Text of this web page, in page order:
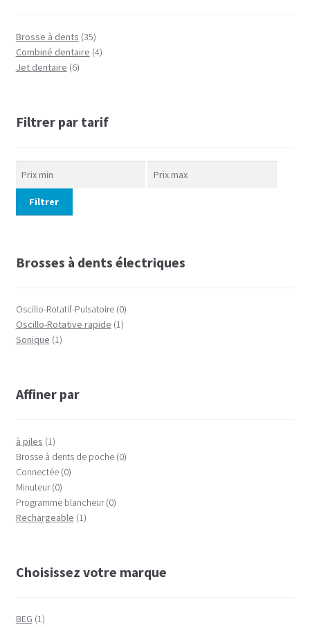
Brosse à dents (35)
Combiné dentaire (4)
Jet dentaire (6)
Filtrer par tarif
Filtrer
Brosses à dents électriques
Oscillo-Rotatif-Pulsatoire (0)
Oscillo-Rotative rapide (1)
Sonique (1)
Affiner par
à piles (1)
Brosse à dents de poche (0)
Connectée (0)
Minuteur (0)
Programme blancheur (0)
Rechargeable (1)
Choisissez votre marque
BEG (1)